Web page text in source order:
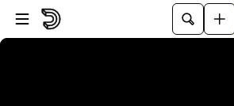
Passer au player
Passer au contenu principal